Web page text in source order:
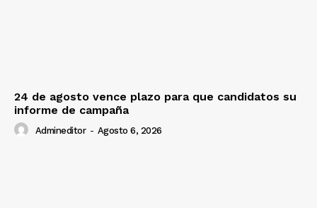
24 de agosto vence plazo para que candidatos su
informe de campaña
Admineditor - Agosto 6, 2026